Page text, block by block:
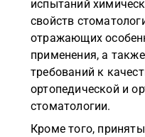
испытаний
свойств
отражающих
применения, а
требований к
ортопедической и
стоматологии.
Кроме того,